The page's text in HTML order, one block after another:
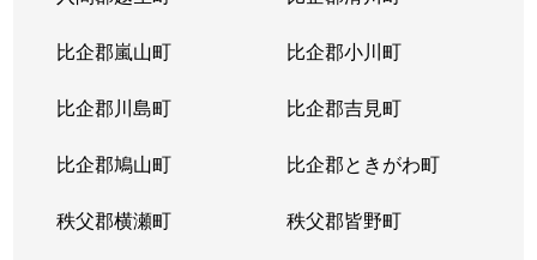
比企郡嵐山町 比企郡小川町
比企郡川島町 比企郡吉見町
比企郡鳩山町 比企郡ときがわ町
秩父郡横瀬町 秩父郡皆野町